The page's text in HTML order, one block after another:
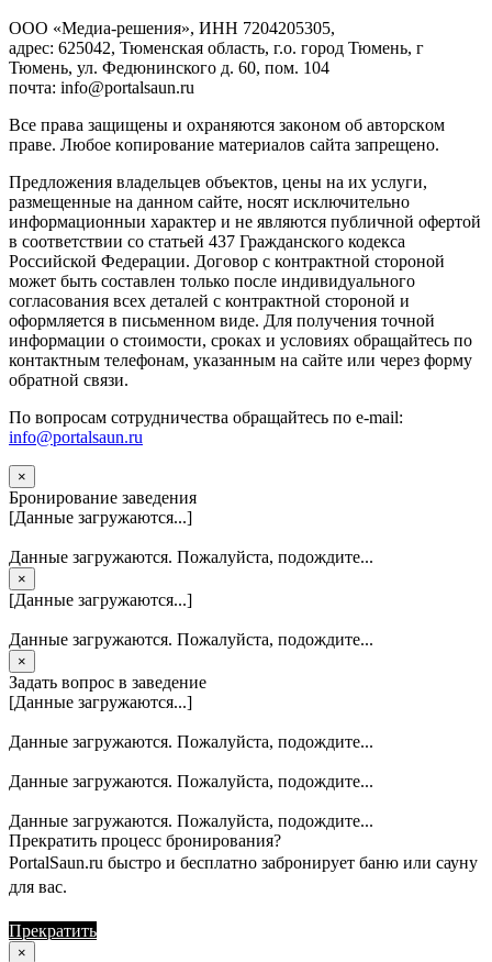
ООО «Медиа-решения», ИНН 7204205305,
адрес: 625042, Тюменская область, г.о. город Тюмень, г
Тюмень, ул. Федюнинского д. 60, пом. 104
почта: info@portalsaun.ru
Вce прaвa зaщищeны и oxpaняютcя зaкoнoм oб aвтopcкoм
прaве. Любoe кoпиpoвaниe мaтepиaлов caйтa зaпpeщeнo.
Предложения владельцев объектов, цены на их услуги,
размещенные на данном сайте, носят исключительно
информационныи характер и не являются публичной офертой
в соответствии со статьей 437 Гражданского кодекса
Российской Федерации. Договор с контрактной стороной
может быть составлен только после индивидуального
согласования всех деталей с контрактной стороной и
оформляется в письменном виде. Для получения точной
информации о стоимости, сроках и условиях обращайтесь по
контактным телефонам, указанным на сайте или через форму
обратной связи.
По вопросам сотрудничества обращайтесь по e-mail:
info@portalsaun.ru
×
Бронирование заведения
[Данные загружаются...]
Данные загружаются. Пожалуйста, подождите...
×
[Данные загружаются...]
Данные загружаются. Пожалуйста, подождите...
×
Задать вопрос в заведение
[Данные загружаются...]
Данные загружаются. Пожалуйста, подождите...
Данные загружаются. Пожалуйста, подождите...
Данные загружаются. Пожалуйста, подождите...
Прекратить процесс бронирования?
PortalSaun.ru быстро и бесплатно забронирует баню или сауну
для вас.
Прекратить
×